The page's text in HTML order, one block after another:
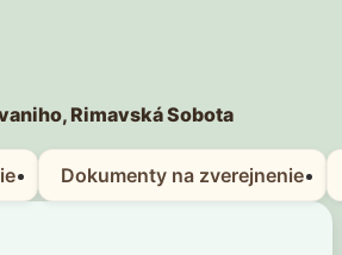
Rimavská Sobota
Dokumenty na zverejnenie